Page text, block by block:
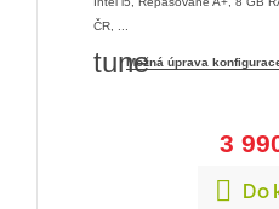
ČR, ...
tuneMožná úprava
3
 Do